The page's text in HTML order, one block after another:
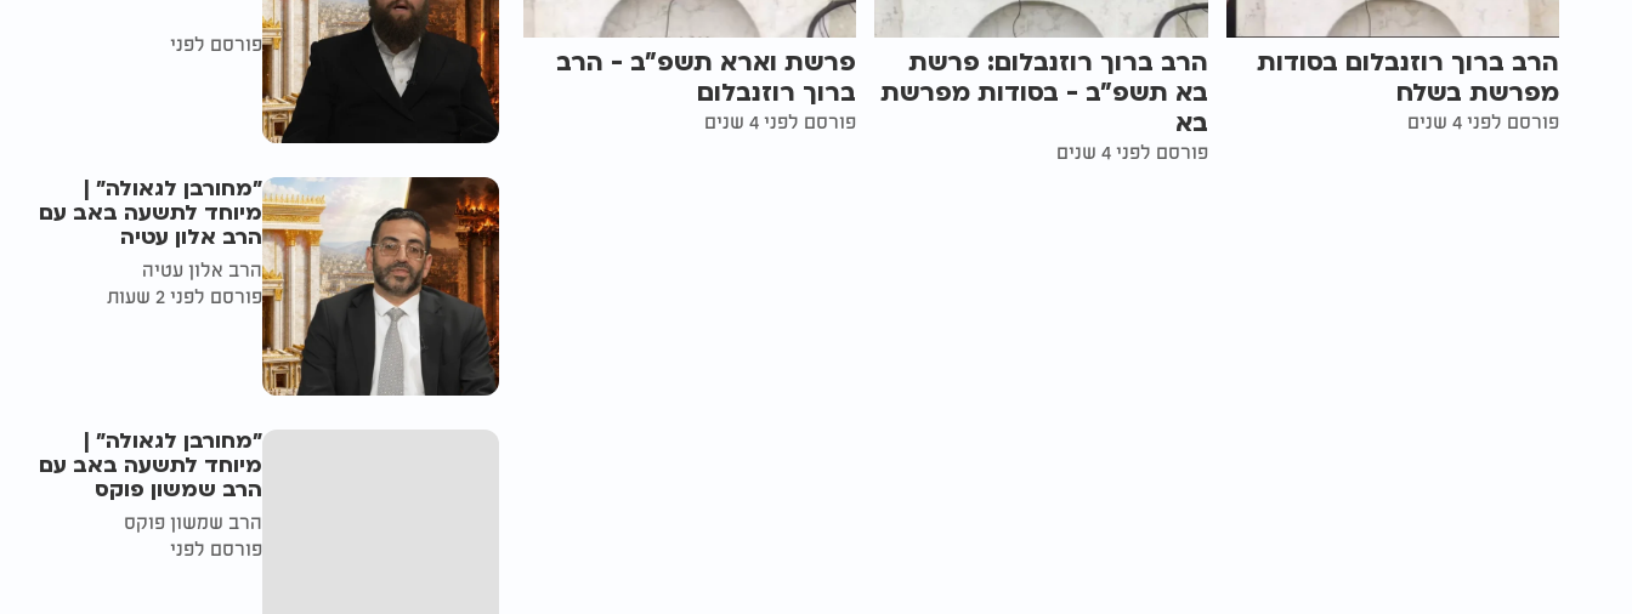
הרב ברוך רוזנבלום בסודות
מפרשת בשלח
פורסם לפני 4 שנים
הרב ברוך רוזנבלום: פרשת
בא תשפ"ב - בסודות מפרשת
בא
פורסם לפני 4 שנים
פרשת וארא תשפ"ב - הרב
ברוך רוזנבלום
פורסם לפני 4 שנים
פורסם לפני
"מחורבן לגאולה" |
מיוחד לתשעה באב עם
הרב אלון עטיה
הרב אלון עטיה
פורסם לפני 2 שעות
"מחורבן לגאולה" |
מיוחד לתשעה באב עם
הרב שמשון פוקס
הרב שמשון פוקס
פורסם לפני